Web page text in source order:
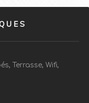
Terrasse, Wifi,